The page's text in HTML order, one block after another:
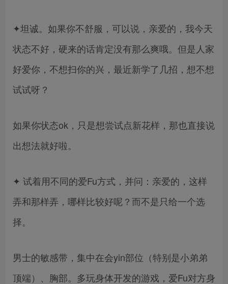
✦坦诚。如果你不舒服，可以说，亲爱的，我今天
状态不好，硬来的话肯定没有那么爽哦。但是人家
好爱你，不想扫你的兴，最近新学了几招，想不想
试试呀？
如果你状态ok，只是想尝试点新花样，那也直接说
出想法就好啦。
✦ 试着用不同的爱Fu方式，并问：亲爱的，这样
弄和那样弄，哪样比较好呢？而不是只给一个选
择。
男士的敏感带，集中在会yin部位（特别是小弟弟
顶端）、胸部。多玩身体开发的游戏，爱Fu对方身